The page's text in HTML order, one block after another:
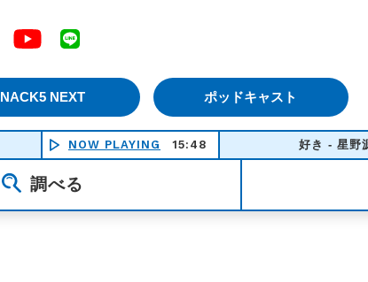
Facebook YouTube
NACK5 NEXT ポッドキャスト
NOW PLAYING 15:48 好き - 星野源
調べる